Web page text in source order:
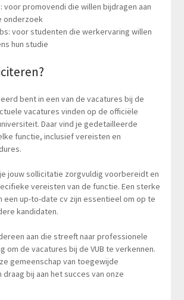
voor promovendi die willen bijdragen aan
onderzoek
voor studenten die werkervaring willen
hun studie
bent in een van de vacatures bij de
vacatures vinden op de officiële
Daar vind je gedetailleerde
functie, inclusief vereisten en
jouw sollicitatie zorgvuldig voorbereidt en
vereisten van de functie. Een sterke
up-to-date cv zijn essentieel om op te
kandidaten.
aan die streeft naar professionele
om de vacatures bij de VUB te verkennen.
gemeenschap van toegewijde
bij aan het succes van onze